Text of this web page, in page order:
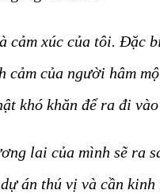
cảm xúc của tôi. Đặc
cảm của người hâm
khó khăn để ra đi
lai của mình sẽ ra
án thú vị và cần kinh